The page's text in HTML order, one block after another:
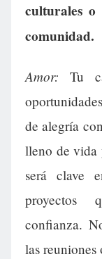
culturales o
comunidad.
Amor: Tu
de alegría
lleno de vida
será clave
proyectos
confianza.
las reuniones